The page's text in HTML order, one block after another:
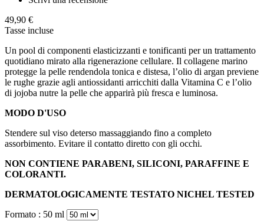
49,90 €
Tasse incluse
Un pool di componenti elasticizzanti e tonificanti per un trattamento
quotidiano mirato alla rigenerazione cellulare. Il collagene marino
protegge la pelle rendendola tonica e distesa, l’olio di argan previene
le rughe grazie agli antiossidanti arricchiti dalla Vitamina C e l’olio
di jojoba nutre la pelle che apparirà più fresca e luminosa.
MODO D'USO
Stendere sul viso deterso massaggiando fino a completo
assorbimento. Evitare il contatto diretto con gli occhi.
NON CONTIENE PARABENI, SILICONI, PARAFFINE E
COLORANTI.
DERMATOLOGICAMENTE TESTATO NICHEL TESTED
Formato : 50 ml